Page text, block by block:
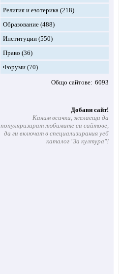
Религия и езотерика (218)
Образование (488)
Институции (550)
Право (36)
Форуми (70)
Общо сайтове 6093
Добави сайт!
Каним всички, желаещи да
популяризират любимите си сайтове,
да ги включат в специализирания уеб
каталог "За култура"!